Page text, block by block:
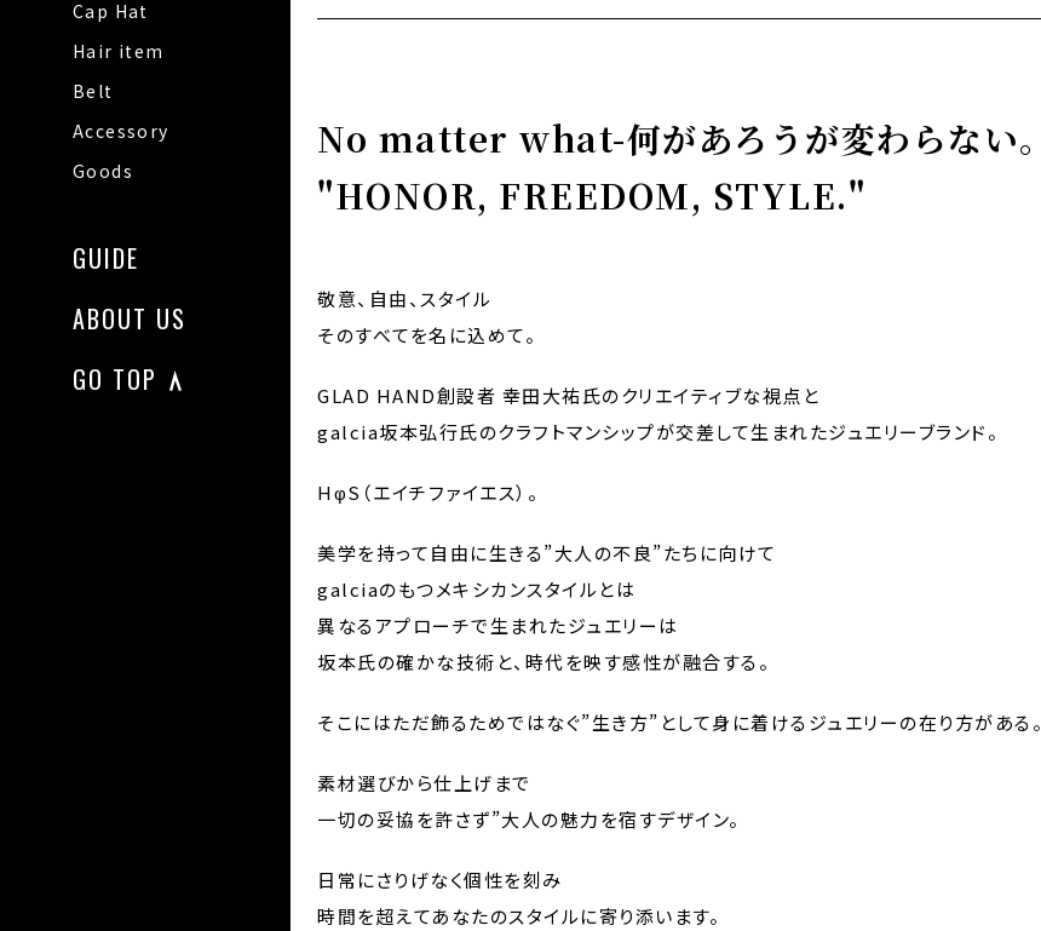
Cap Hat
Hair item
Belt
Accessory
Goods
GUIDE
ABOUT US
GO TOP
No matter what-何があろうが変わらない。
"HONOR, FREEDOM, STYLE."
敬意、自由、スタイル
そのすべてを名に込めて。
GLAD HAND創設者 幸田大祐氏のクリエイティブな視点と
galcia坂本弘行氏のクラフトマンシップが交差して生まれたジュエリーブランド。
HφS（エイチファイエス）。
美学を持って自由に生きる”大人の不良”たちに向けて
galciaのもつメキシカンスタイルとは
異なるアプローチで生まれたジュエリーは
坂本氏の確かな技術と、時代を映す感性が融合する。
そこにはただ飾るためではなぐ”生き方”として身に着けるジュエリーの在り方がある。
素材選びから仕上げまで
一切の妥協を許さず”大人の魅力を宿すデザイン。
日常にさりげなく個性を刻み
時間を超えてあなたのスタイルに寄り添います。